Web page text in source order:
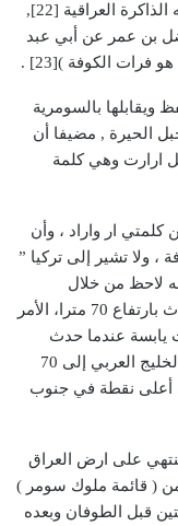
الموقف فصار ( الحيرة ) , الاسم الذي اختزنته الذاكرة العراقية [22],
بن عمر عن أبي عبد
فرات الكوفة )[23] .
ويقابلها بالسومرية
الحيرة , مضيفا أن
ارارت وهي كلمة
ار واراد ، وأن
، ولا تشير إلى تركيا ”
لاحظ من خلال
تحليلات التربة والأدلة الآثارية أن الطوفان حدث بارتفاع 70 مترا، الأمر
يابسة عندما حدث
الطوفان، وارتفعت المياه عن مستوى موقع الخليج العربي إلى 70
أعلى نقطة في جنوب
على ارض العراق
من ( قائمة ملوك سومر )
قبل الطوفان وبعده